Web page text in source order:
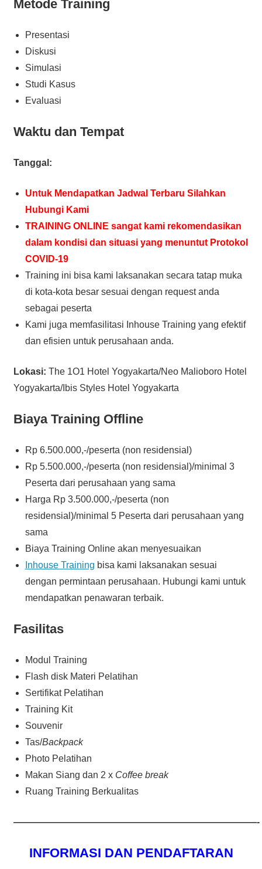
Metode Training
Presentasi
Diskusi
Simulasi
Studi Kasus
Evaluasi
Waktu dan Tempat
Tanggal:
Untuk Mendapatkan Jadwal Terbaru Silahkan
Hubungi Kami
TRAINING ONLINE sangat kami rekomendasikan
dalam kondisi dan situasi yang menuntut Protokol
COVID-19
Training ini bisa kami laksanakan secara tatap muka
di kota-kota besar sesuai dengan request anda
sebagai peserta
Kami juga memfasilitasi Inhouse Training yang efektif
dan efisien untuk perusahaan anda.
Lokasi: The 1O1 Hotel Yogyakarta/Neo Malioboro Hotel
Yogyakarta/Ibis Styles Hotel Yogyakarta
Biaya Training Offline
Rp 6.500.000,-/peserta (non residensial)
Rp 5.500.000,-/peserta (non residensial)/minimal 3
Peserta dari perusahaan yang sama
Harga Rp 3.500.000,-/peserta (non
residensial)/minimal 5 Peserta dari perusahaan yang
sama
Biaya Training Online akan menyesuaikan
Inhouse Training bisa kami laksanakan sesuai
dengan permintaan perusahaan. Hubungi kami untuk
mendapatkan penawaran terbaik.
Fasilitas
Modul Training
Flash disk Materi Pelatihan
Sertifikat Pelatihan
Training Kit
Souvenir
Tas/Backpack
Photo Pelatihan
Makan Siang dan 2 x Coffee break
Ruang Training Berkualitas
——————————————————————————-
INFORMASI DAN PENDAFTARAN